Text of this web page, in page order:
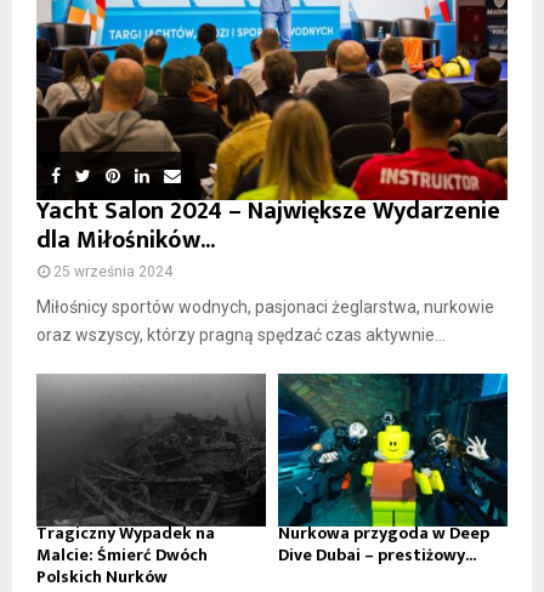
Yacht Salon 2024 – Największe Wydarzenie
dla Miłośników...
25 września 2024
Miłośnicy sportów wodnych, pasjonaci żeglarstwa, nurkowie
oraz wszyscy, którzy pragną spędzać czas aktywnie...
Tragiczny Wypadek na
Malcie: Śmierć Dwóch
Polskich Nurków
Nurkowa przygoda w Deep
Dive Dubai – prestiżowy...